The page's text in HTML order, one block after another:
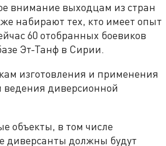
внимание выходцам из стран
набирают тех, кто имеет опыт
60 отобранных боевиков
Эт-Танф в Сирии.
изготовления и применения
диверсионной
объекты, в том числе
диверсанты должны будут